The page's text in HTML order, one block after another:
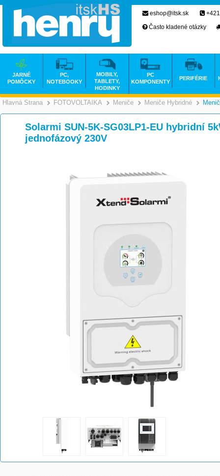
Hlavná Strana >
FOTOVOLTAIKA >
Meniče >
Meniče Hybridné
Solarmi SUN-5K-SG03LP1-EU hybridní
jednofázový 230V
eshop@itsk.sk
Často kladené otázky
JARNÉ
POMÔCKY
PC,
NOTEBOOKY
MOBILY,
TABLETY,
HODINKY
PC
KOMPONENTY
PERIFÉRIE